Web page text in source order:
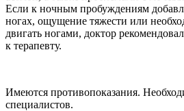
Если к ночным пробуждениям
ногах, ощущение тяжести или
двигать ногами, доктор
к терапевту.
Имеются противопоказания.
специалистов.